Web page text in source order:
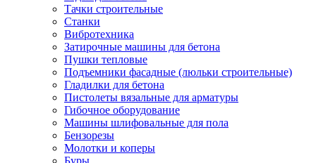
Тачки строительные
Станки
Вибротехника
Затирочные машины для бетона
Пушки тепловые
Подъемники фасадные (люльки строительные)
Гладилки для бетона
Пистолеты вязальные для арматуры
Гибочное оборудование
Машины шлифовальные для пола
Бензорезы
Молотки и коперы
Буры